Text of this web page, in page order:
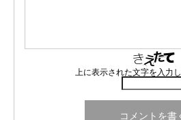
上に表示された文字を入力し